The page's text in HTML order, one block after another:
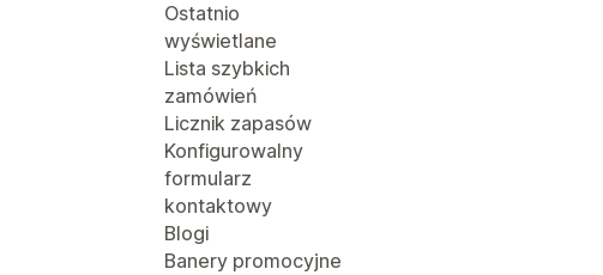
Ostatnio
wyświetlane
Lista szybkich
zamówień
Licznik zapasów
Konfigurowalny
formularz
kontaktowy
Blogi
Banery promocyjne